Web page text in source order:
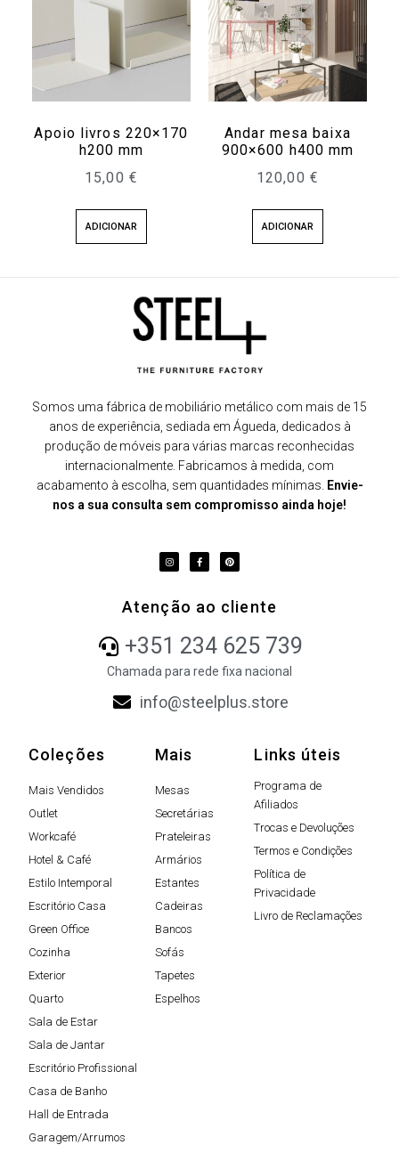
Apoio livros 220×170
h200 mm
15,00 €
ADICIONAR
Andar mesa baixa
900×600 h400 mm
120,00 €
ADICIONAR
Somos uma fábrica de mobiliário metálico com mais de 15
anos de experiência, sediada em Águeda, dedicados à
produção de móveis para várias marcas reconhecidas
internacionalmente. Fabricamos à medida, com
acabamento à escolha, sem quantidades mínimas. Envie-
nos a sua consulta sem compromisso ainda hoje!
Atenção ao cliente
+351 234 625 739
Chamada para rede fixa nacional
info@steelplus.store
Coleções
Mais Vendidos
Outlet
Workcafé
Hotel & Café
Estilo Intemporal
Escritório Casa
Green Office
Cozinha
Exterior
Quarto
Sala de Estar
Sala de Jantar
Escritório Profissional
Casa de Banho
Hall de Entrada
Garagem/Arrumos
Mais
Mesas
Secretárias
Prateleiras
Armários
Estantes
Cadeiras
Bancos
Sofás
Tapetes
Espelhos
Links úteis
Programa de
Afiliados
Trocas e Devoluções
Termos e Condições
Política de
Privacidade
Livro de Reclamações